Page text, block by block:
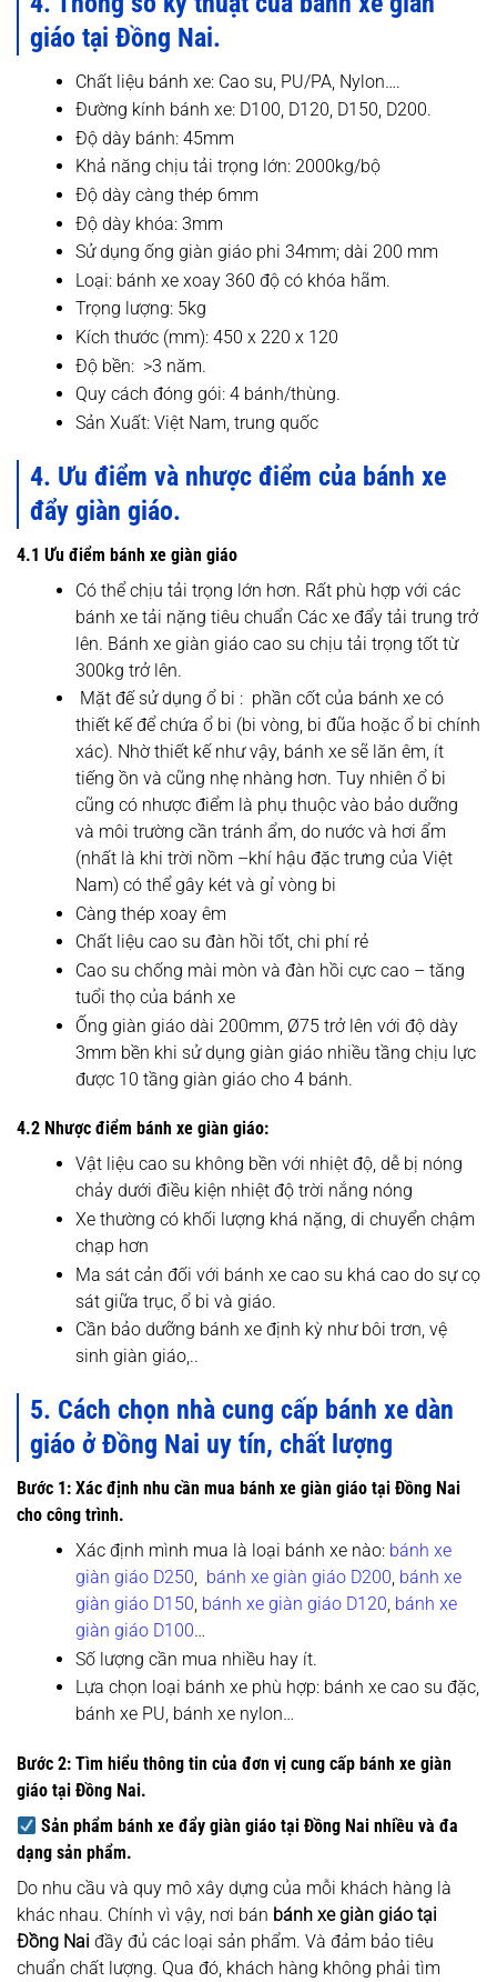
giáo tại Đồng Nai.
Chất liệu bánh xe: Cao su, PU/PA, Nylon….
Đường kính bánh xe: D100, D120, D150, D200.
Độ dày bánh: 45mm
Khả năng chịu tải trọng lớn: 2000kg/bộ
Độ dày càng thép 6mm
Độ dày khóa: 3mm
Sử dụng ống giàn giáo phi 34mm; dài 200 mm
Loại: bánh xe xoay 360 độ có khóa hãm.
Trọng lượng: 5kg
Kích thước (mm): 450 x 220 x 120
Độ bền: >3 năm.
Quy cách đóng gói: 4 bánh/thùng.
Sản Xuất: Việt Nam, trung quốc
4. Ưu điểm và nhược điểm của bánh xe
đẩy giàn giáo.
4.1 Ưu điểm bánh xe giàn giáo
Có thể chịu tải trọng lớn hơn. Rất phù hợp với các
bánh xe tải nặng tiêu chuẩn Các xe đẩy tải trung trở
lên. Bánh xe giàn giáo cao su chịu tải trọng tốt từ
300kg trở lên.
Mặt đế sử dụng ổ bi : phần cốt của bánh xe có
thiết kế để chứa ổ bi (bi vòng, bi đũa hoặc ổ bi chính
xác). Nhờ thiết kế như vậy, bánh xe sẽ lăn êm, ít
tiếng ồn và cũng nhẹ nhàng hơn. Tuy nhiên ổ bi
cũng có nhược điểm là phụ thuộc vào bảo dưỡng
và môi trường cần tránh ẩm, do nước và hơi ẩm
(nhất là khi trời nồm –khí hậu đặc trưng của Việt
Nam) có thể gây két và gỉ vòng bi
Càng thép xoay êm
Chất liệu cao su đàn hồi tốt, chi phí rẻ
Cao su chống mài mòn và đàn hồi cực cao – tăng
tuổi thọ của bánh xe
Ống giàn giáo dài 200mm, Ø75 trở lên với độ dày
3mm bền khi sử dụng giàn giáo nhiều tầng chịu lực
được 10 tầng giàn giáo cho 4 bánh.
4.2 Nhược điểm bánh xe giàn giáo:
Vật liệu cao su không bền với nhiệt độ, dễ bị nóng
chảy dưới điều kiện nhiệt độ trời nắng nóng
Xe thường có khối lượng khá nặng, di chuyển chậm
chạp hơn
Ma sát cản đối với bánh xe cao su khá cao do sự cọ
sát giữa trục, ổ bi và giáo.
Cần bảo dưỡng bánh xe định kỳ như bôi trơn, vệ
sinh giàn giáo,..
5. Cách chọn nhà cung cấp bánh xe dàn
giáo ở Đồng Nai uy tín, chất lượng
Bước 1: Xác định nhu cần mua bánh xe giàn giáo tại Đồng Nai
cho công trình.
Xác định mình mua là loại bánh xe nào: bánh xe
giàn giáo D250, bánh xe giàn giáo D200, bánh xe
giàn giáo D150, bánh xe giàn giáo D120, bánh xe
giàn giáo D100…
Số lượng cần mua nhiều hay ít.
Lựa chọn loại bánh xe phù hợp: bánh xe cao su đặc,
bánh xe PU, bánh xe nylon…
Bước 2: Tìm hiểu thông tin của đơn vị cung cấp bánh xe giàn
giáo tại Đồng Nai.
Sản phẩm bánh xe đẩy giàn giáo tại Đồng Nai nhiều và đa
dạng sản phẩm.
Do nhu cầu và quy mô xây dựng của mỗi khách hàng là
khác nhau. Chính vì vậy, nơi bán bánh xe giàn giáo tại
Đồng Nai đầy đủ các loại sản phẩm. Và đảm bảo tiêu
chuẩn chất lượng. Qua đó, khách hàng không phải tìm